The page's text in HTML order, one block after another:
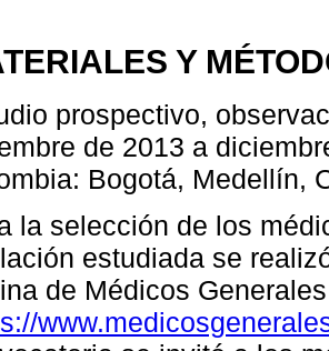
Y
prospectivo,
de 2013 a
Bogotá, Medellín,
la selección de los
estudiada se
de Médicos